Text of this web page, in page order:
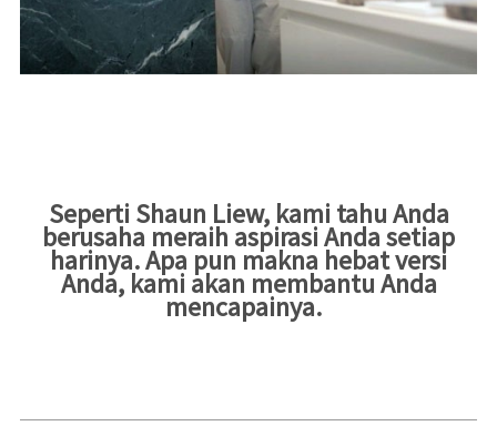
Seperti Shaun Liew, kami tahu Anda
berusaha meraih aspirasi Anda setiap
harinya. Apa pun makna hebat versi
Anda, kami akan membantu Anda
mencapainya.